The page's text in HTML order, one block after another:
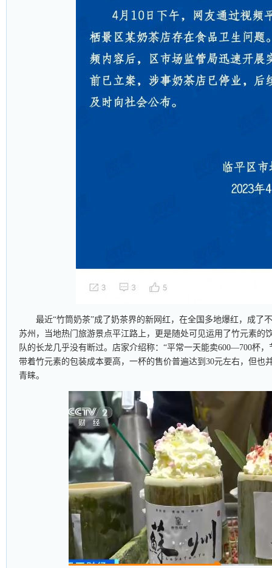
最近“竹筒奶茶”成了奶茶界的新网红，在全国多地爆红，成了
苏州，当地热门旅游景点平江路上，更是随处可见运用了竹元素的
队的长龙几乎没有断过。店家介绍称：“平常一天能卖600—700杯，
带着竹元素的包装成本要高，一杯的售价普遍达到30元左右，但也
青睐。